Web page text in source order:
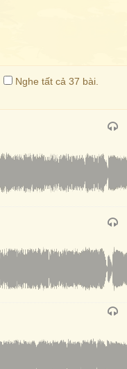
Nghe tất cả 37 bài.